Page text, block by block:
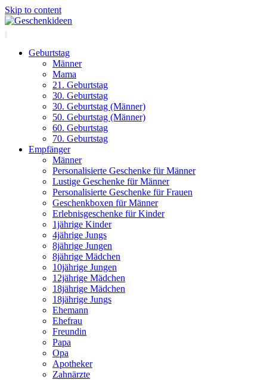
Skip to content
Geburtstag
Männer
Mama
21. Geburtstag
30. Geburtstag
30. Geburtstag (Männer)
50. Geburtstag (Männer)
60. Geburtstag
70. Geburtstag
Empfänger
Männer
Personalisierte Geschenke für Männer
Lustige Geschenke für Männer
Personalisierte Geschenke für Frauen
Geschenkboxen für Männer
Erlebnisgeschenke für Kinder
1jährige Kinder
4jährige Jungs
8jährige Jungen
8jährige Mädchen
10jährige Jungen
12jährige Mädchen
18jährige Mädchen
18jährige Jungs
Ehemann
Ehefrau
Freundin
Papa
Opa
Apotheker
Zahnärzte